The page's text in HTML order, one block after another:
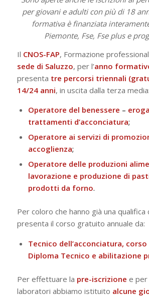
per giovani e adulti con più di 18
formativa è finanziata
Piemonte, Fse, Fse plus e
Il CNOS-FAP, Formazione
sede di Saluzzo, per l’anno
presenta tre percorsi triennali
14/24 anni, in uscita dalla terza media:
Operatore del benessere –
trattamenti d’acconciatura;
Operatore ai servizi di
accoglienza;
Operatore delle produzioni
lavorazione e produzione di
prodotti da forno.
Per coloro che hanno già una
presenta il corso gratuito annuale da:
Tecnico dell’acconciatura,
Diploma Tecnico e abilitazione
Per effettuare la pre-iscrizione e per
laboratori abbiamo istituito alcune